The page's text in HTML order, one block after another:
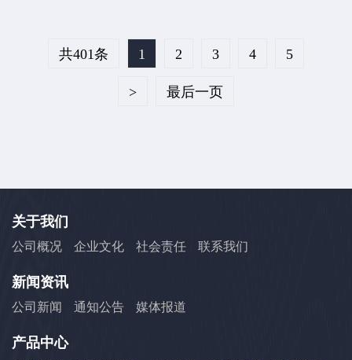
共401条 1 2 3 4 5
> 最后一页
关于我们
公司概况 企业文化 社会责任 联系我们
新闻资讯
公司新闻 通知公告 媒体报道
产品中心